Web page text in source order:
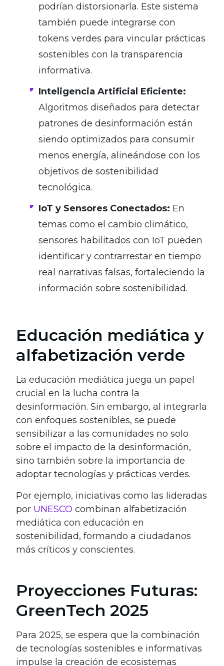
podrían distorsionarla. Este sistema
también puede integrarse con
tokens verdes para vincular prácticas
sostenibles con la transparencia
informativa.
Inteligencia Artificial Eficiente:
Algoritmos diseñados para detectar
patrones de desinformación están
siendo optimizados para consumir
menos energía, alineándose con los
objetivos de sostenibilidad
tecnológica.
IoT y Sensores Conectados: En
temas como el cambio climático,
sensores habilitados con IoT pueden
identificar y contrarrestar en tiempo
real narrativas falsas, fortaleciendo la
información sobre sostenibilidad.
Educación mediática y
alfabetización verde
La educación mediática juega un papel
crucial en la lucha contra la
desinformación. Sin embargo, al integrarla
con enfoques sostenibles, se puede
sensibilizar a las comunidades no solo
sobre el impacto de la desinformación,
sino también sobre la importancia de
adoptar tecnologías y prácticas verdes.
Por ejemplo, iniciativas como las lideradas
por UNESCO combinan alfabetización
mediática con educación en
sostenibilidad, formando a ciudadanos
más críticos y conscientes.
Proyecciones Futuras:
GreenTech 2025
Para 2025, se espera que la combinación
de tecnologías sostenibles e informativas
impulse la creación de ecosistemas